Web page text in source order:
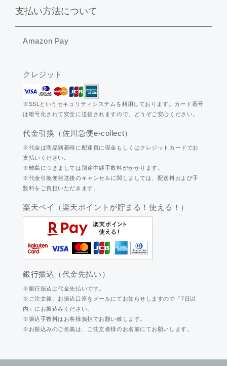
支払い方法について
Amazon Pay
クレジット
※SSLというセキュリティシステムを利用しております。カード番号
は暗号化されて安全に送信されますので、どうぞご安心ください。
代金引換（佐川急便e-collect）
※代金は商品到着時に配達員に現金もしくはクレジットカードでお
支払いください。
※離島につきましては別途中継手数料がかかります。
※代金引換便発送後のキャンセルに関しましては、配送料および手
数料をご負担いただきます。
楽天ペイ（楽天ポイントが貯まる！使える！）
銀行振込（代金先払い）
※銀行振込は代金先払いです。
※ご注文後、お振込口座をメールにてお知らせしますので『7日以
内』にお振込みください。
※振込手数料はお客様負担でお願い致します。
※お振込みのご名義は、ご注文者様のお名前にてお願いします。